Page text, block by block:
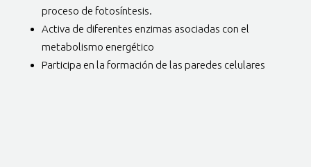
proceso de fotosíntesis.
Activa de diferentes enzimas asociadas con el
metabolismo energético
Participa en la formación de las paredes celulares